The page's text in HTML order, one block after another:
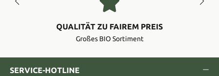
QUALITÄT ZU FAIREM PREIS
Großes BIO Sortiment
SERVICE-HOTLINE